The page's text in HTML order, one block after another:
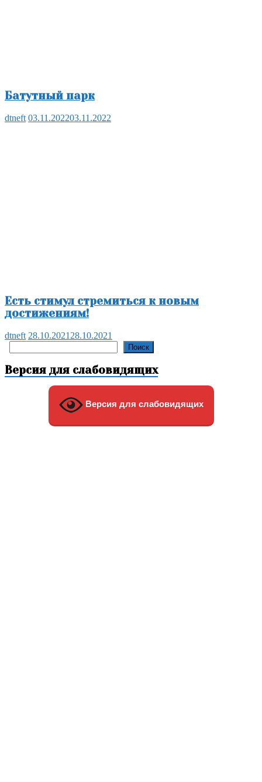
Батутный парк
dtneft 03.11.202203.11.2022
Есть стимул стремиться к новым
достижениям!
dtneft 28.10.2021 28.10.2021
Поиск
Версия для слабовидящих
Версия для слабовидящих